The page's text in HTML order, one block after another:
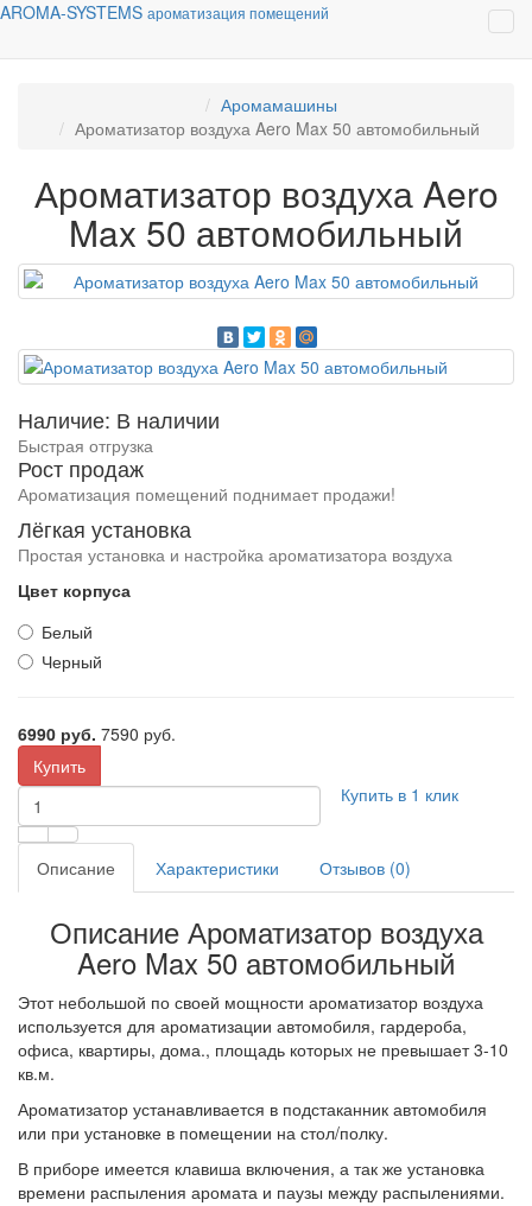
AROMA-SYSTEMS ароматизация помещений
Аромамашины
Ароматизатор воздуха Aero Max 50 автомобильный
Ароматизатор воздуха Aero
Max 50 автомобильный
Наличие: В наличии
Быстрая отгрузка
Рост продаж
Ароматизация помещений поднимает продажи!
Лёгкая установка
Простая установка и настройка ароматизатора воздуха
Цвет корпуса
Белый
Черный
6990 руб. 7590 руб.
Купить
Купить в 1 клик
Описание Характеристики Отзывов (0)
Описание Ароматизатор воздуха
Aero Max 50 автомобильный
Этот небольшой по своей мощности ароматизатор воздуха
используется для ароматизации автомобиля, гардероба,
офиса, квартиры, дома., площадь которых не превышает 3-10
кв.м.
Ароматизатор устанавливается в подстаканник автомобиля
или при установке в помещении на стол/полку.
В приборе имеется клавиша включения, а так же установка
времени распыления аромата и паузы между распылениями.